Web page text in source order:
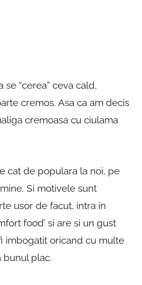
se “cerea” ceva cald,
cremos. Asa ca am decis
cremoasa cu ciulama
cat de populara la noi, pe
Si motivele sunt
usor de facut, intra in
food’ si are si un gust
imbogatit oricand cu multe
bunul plac.